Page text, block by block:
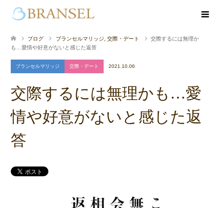
ブログ ブランセルマリッジ 交際・デート
交際するには無理か
も…愛情や好意がないと感じた返答
ブランセルマリッジ 交際・デート 2021.10.06
交際するには無理かも…愛
情や好意がないと感じた返
答